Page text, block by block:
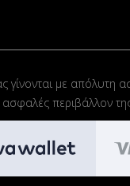
γίνονται με απόλυτη
περιβάλλον